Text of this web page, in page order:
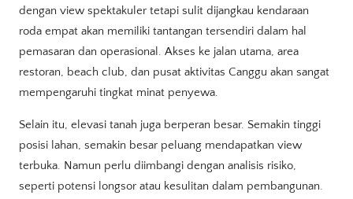
dengan view spektakuler tetapi sulit dijangkau kendaraan
roda empat akan memiliki tantangan tersendiri dalam hal
pemasaran dan operasional. Akses ke jalan utama, area
restoran, beach club, dan pusat aktivitas Canggu akan sangat
mempengaruhi tingkat minat penyewa.
Selain itu, elevasi tanah juga berperan besar. Semakin tinggi
posisi lahan, semakin besar peluang mendapatkan view
terbuka. Namun perlu diimbangi dengan analisis risiko,
seperti potensi longsor atau kesulitan dalam pembangunan.